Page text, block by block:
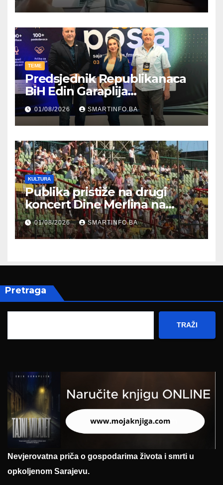
TEME
Predsjednik Republikanaca
BiH Edin Garaplija
prisustvovao prezentaciji
Federalnog sajma
zapošljavanja
01/08/2026 SMARTINFO.BA
KULTURA
Publika pristiže na drugi
koncert Dine Merlina na
Koševu
01/08/2026 SMARTINFO.BA
Pretraga
TRAŽI
Nevjerovatna priča o gospodarima života i smrti u
opkoljenom Sarajevu.